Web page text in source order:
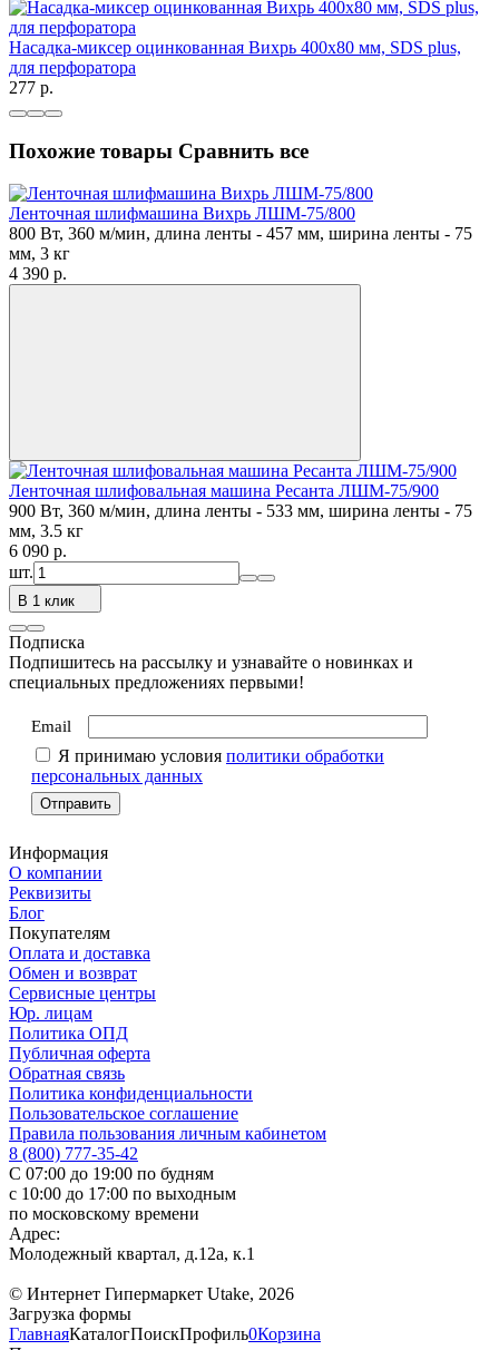
Насадка-миксер оцинкованная Вихрь 400х80 мм, SDS plus,
для перфоратора
277 p.
Похожие товары Сравнить все
Ленточная шлифмашина Вихрь ЛШМ-75/800
800 Вт, 360 м/мин, длина ленты - 457 мм, ширина ленты - 75
мм, 3 кг
4 390 p.
Ленточная шлифовальная машина Ресанта ЛШМ-75/900
900 Вт, 360 м/мин, длина ленты - 533 мм, ширина ленты - 75
мм, 3.5 кг
6 090 p.
шт.
В 1 клик
Подписка
Подпишитесь на рассылку и узнавайте о новинках и
специальных предложениях первыми!
Email
Я принимаю условия политики обработки
персональных данных
Информация
О компании
Реквизиты
Блог
Покупателям
Оплата и доставка
Обмен и возврат
Сервисные центры
Юр. лицам
Политика ОПД
Публичная оферта
Обратная связь
Политика конфиденциальности
Пользовательское соглашение
Правила пользования личным кабинетом
8 (800) 777-35-42
С 07:00 до 19:00 по будням
с 10:00 до 17:00 по выходным
по московскому времени
Адрес:
Молодежный квартал, д.12а, к.1
© Интернет Гипермаркет Utake, 2026
Загрузка формы
ГлавнаяКаталогПоискПрофиль0Корзина